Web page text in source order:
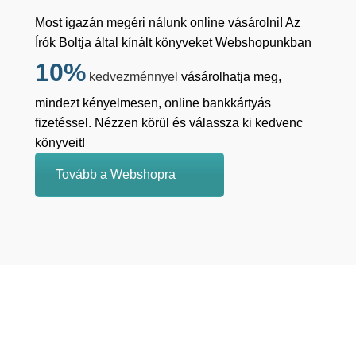
Most igazán megéri nálunk online vásárolni! Az
Írók Boltja által kínált könyveket Webshopunkban
10% kedvezménnyel vásárolhatja meg,
mindezt kényelmesen, online bankkártyás
fizetéssel. Nézzen körül és válassza ki kedvenc
könyveit!
Tovább a Webshopra